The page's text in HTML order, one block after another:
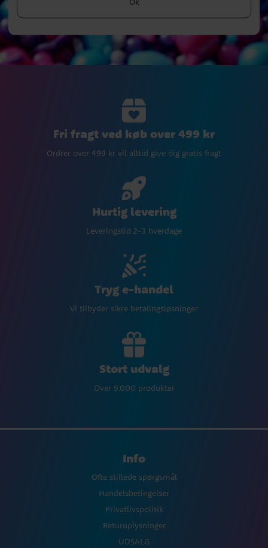
Fri fragt ved køb over 499 kr
Ordrer over 499 kr vil alltid give dig gratis fragt
Hurtig levering
Leveringstid 2-3 hverdage
Tryg e-handel
Vi tilbyder sikre betalingsløsninger
Stort udvalg
Over 9.000 produkter
Info
Ofte stillede spørgsmål
Handelsbetingelser
Privatlivspolitik
Returoplysninger
UDSALG